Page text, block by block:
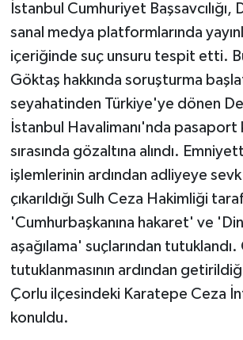
İstanbul Cumhuriyet Başsavcılığı,
sanal medya platformlarında
içeriğinde suç unsuru tespit etti.
Göktaş hakkında soruşturma
seyahatinden Türkiye'ye dönen
İstanbul Havalimanı'nda
sırasında gözaltına alındı.
işlemlerinin ardından adliyeye
çıkarıldığı Sulh Ceza Hakimliği
'Cumhurbaşkanına hakaret' ve
aşağılama' suçlarından
tutuklanmasının ardından
Çorlu ilçesindeki Karatepe Ceza
konuldu.